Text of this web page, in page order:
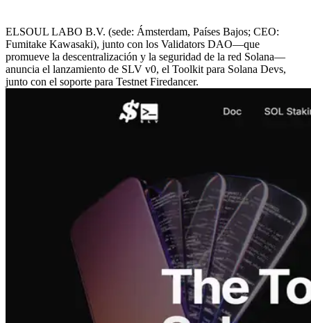
ELSOUL LABO B.V. (sede: Ámsterdam, Países Bajos; CEO:
Fumitake Kawasaki), junto con los Validators DAO—que
promueve la descentralización y la seguridad de la red Solana—
anuncia el lanzamiento de SLV v0, el Toolkit para Solana Devs,
junto con el soporte para Testnet Firedancer.